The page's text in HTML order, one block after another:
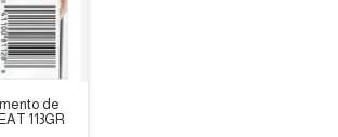
de
113GR